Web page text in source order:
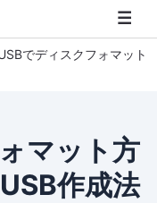
でディスクフォマット
マット方
作成法